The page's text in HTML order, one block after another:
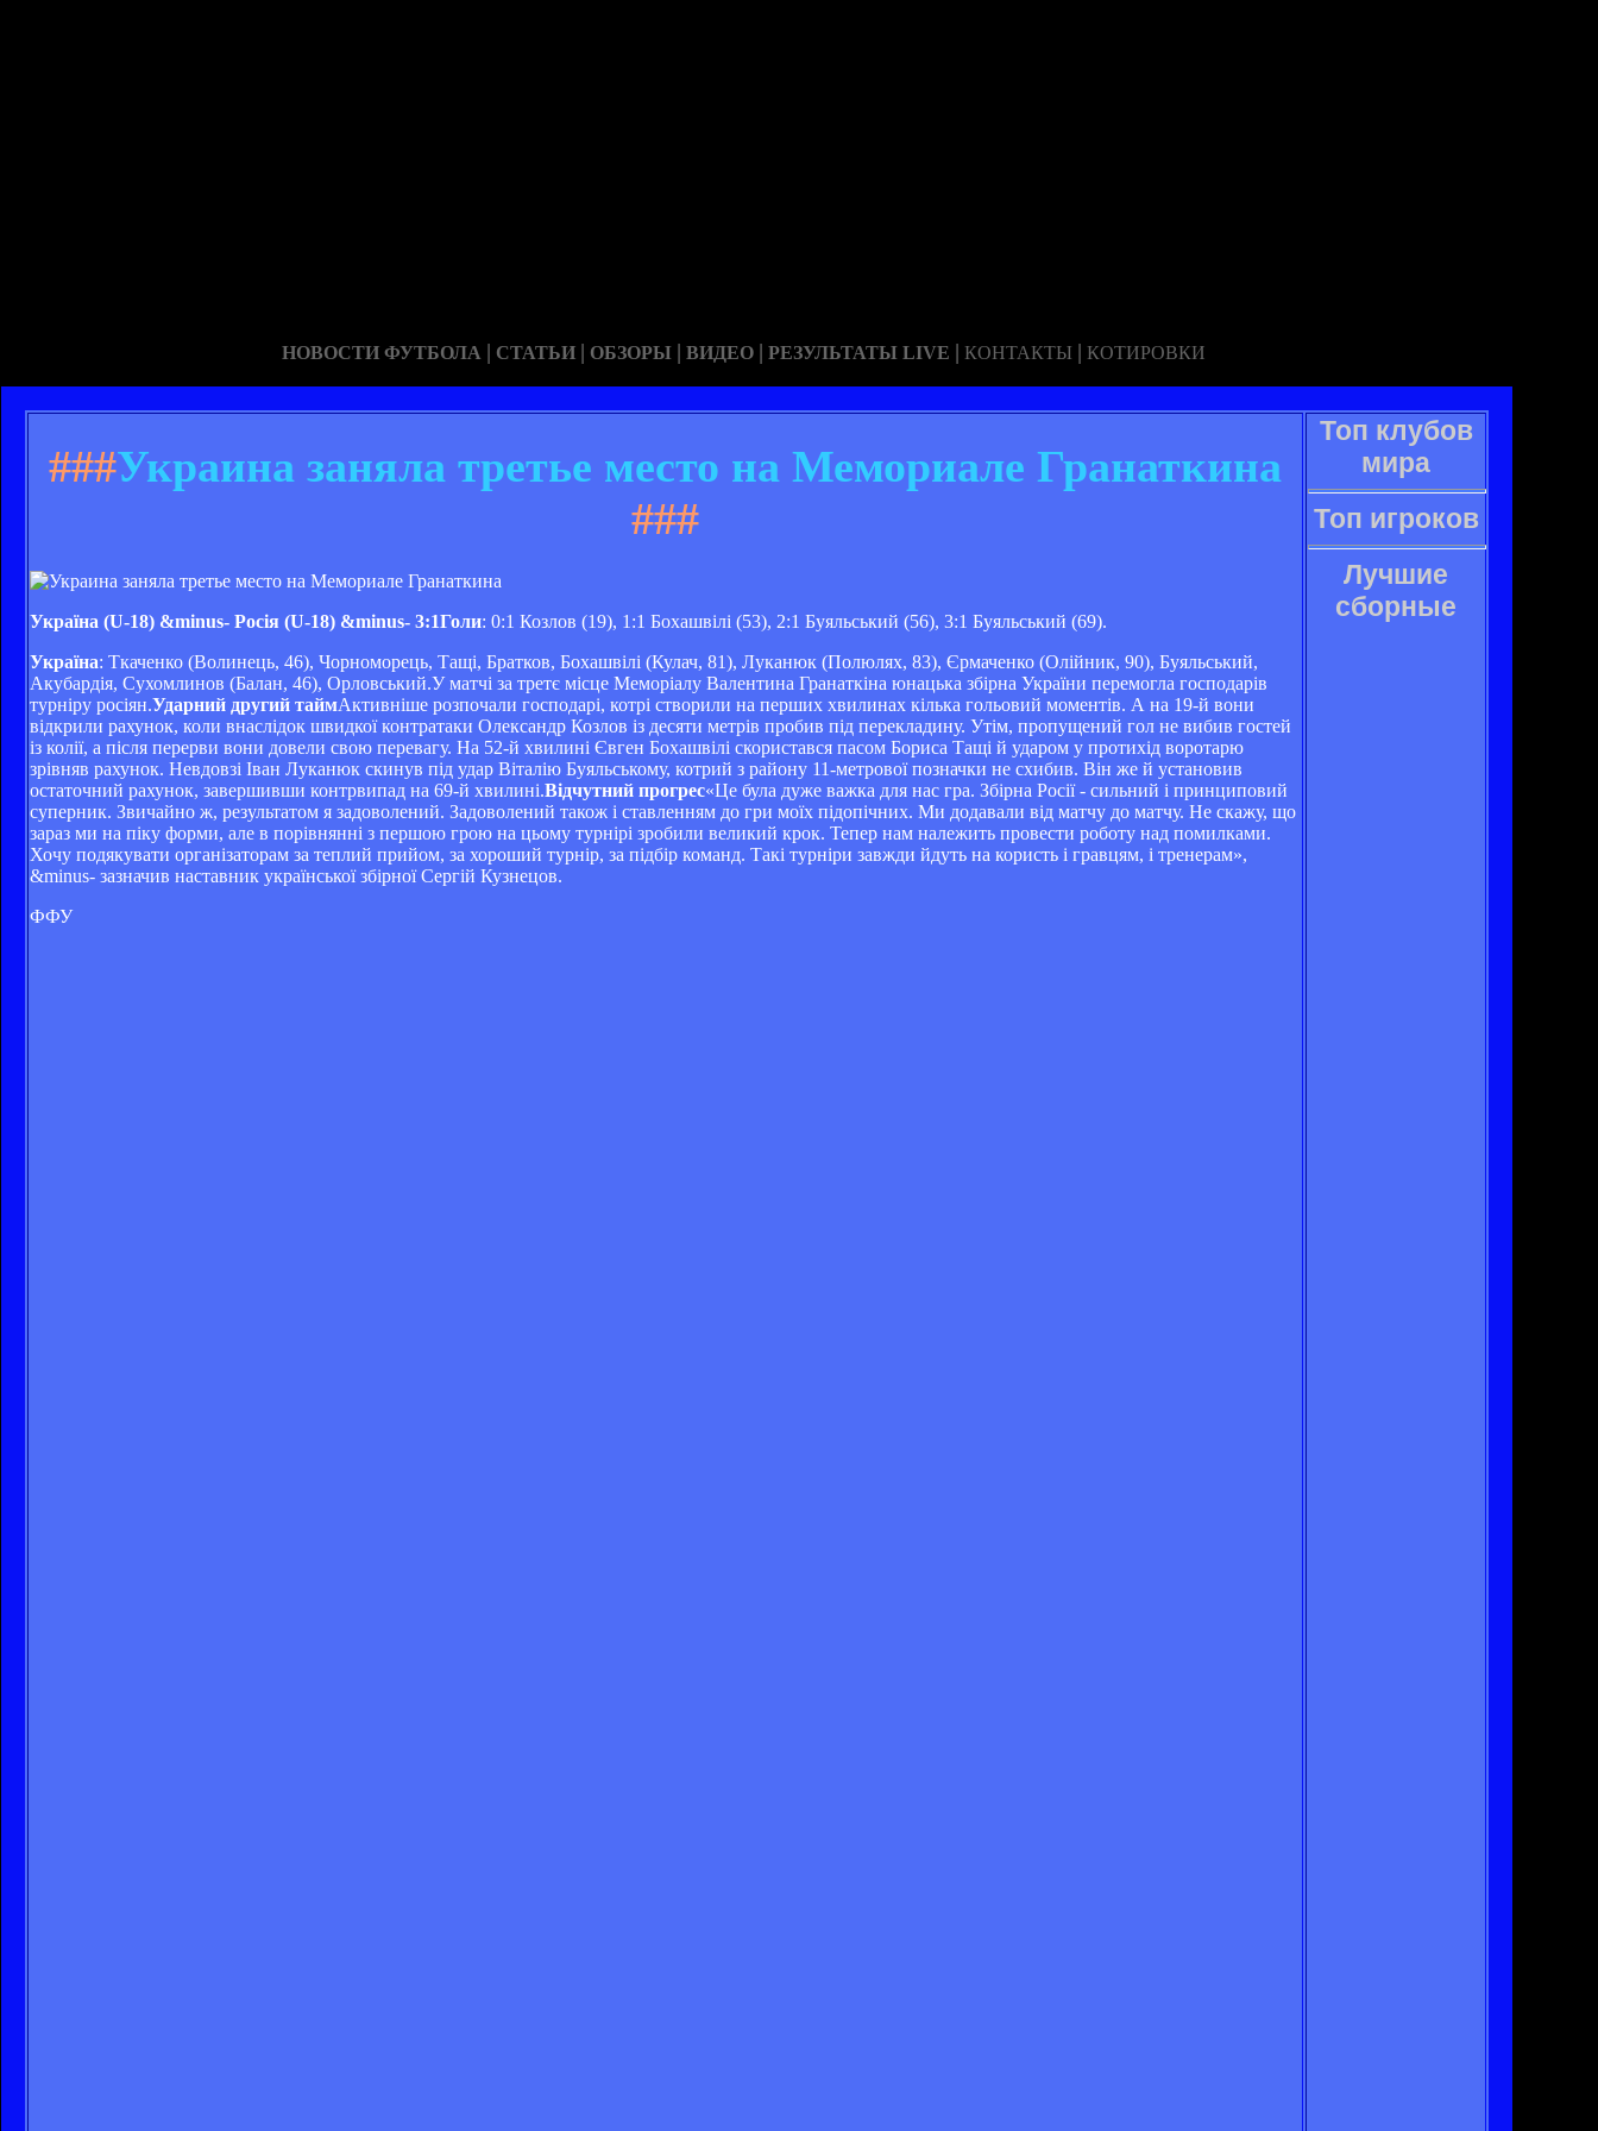
НОВОСТИ ФУТБОЛА | СТАТЬИ | ОБЗОРЫ | ВИДЕО | РЕЗУЛЬТАТЫ LIVE | КОНТАКТЫ | КОТИРОВКИ
###Украина заняла третье место на Мемориале Гранаткина
###
Україна (U-18) &minus- Росія (U-18) &minus- 3:1Голи: 0:1 Козлов (19), 1:1 Бохашвілі (53), 2:1 Буяльський (56), 3:1 Буяльський (69).
Україна: Ткаченко (Волинець, 46), Чорноморець, Тащі, Братков, Бохашвілі (Кулач, 81), Луканюк (Полюлях, 83), Єрмаченко (Олійник, 90), Буяльський,
Акубардія, Сухомлинов (Балан, 46), Орловський.У матчі за третє місце Меморіалу Валентина Гранаткіна юнацька збірна України перемогла господарів
турніру росіян.Ударний другий таймАктивніше розпочали господарі, котрі створили на перших хвилинах кілька гольовий моментів. А на 19-й вони
відкрили рахунок, коли внаслідок швидкої контратаки Олександр Козлов із десяти метрів пробив під перекладину. Утім, пропущений гол не вибив гостей
із колії, а після перерви вони довели свою перевагу. На 52-й хвилині Євген Бохашвілі скористався пасом Бориса Тащі й ударом у протихід воротарю
зрівняв рахунок. Невдовзі Іван Луканюк скинув під удар Віталію Буяльському, котрий з району 11-метрової позначки не схибив. Він же й установив
остаточний рахунок, завершивши контрвипад на 69-й хвилині.Відчутний прогрес«Це була дуже важка для нас гра. Збірна Росії - сильний і принциповий
суперник. Звичайно ж, результатом я задоволений. Задоволений також і ставленням до гри моїх підопічних. Ми додавали від матчу до матчу. Не скажу, що
зараз ми на піку форми, але в порівнянні з першою грою на цьому турнірі зробили великий крок. Тепер нам належить провести роботу над помилками.
Хочу подякувати організаторам за теплий прийом, за хороший турнір, за підбір команд. Такі турніри завжди йдуть на користь і гравцям, і тренерам»,
&minus- зазначив наставник української збірної Сергій Кузнецов.
ФФУ
Топ клубов
мира
Топ игроков
Лучшие
сборные